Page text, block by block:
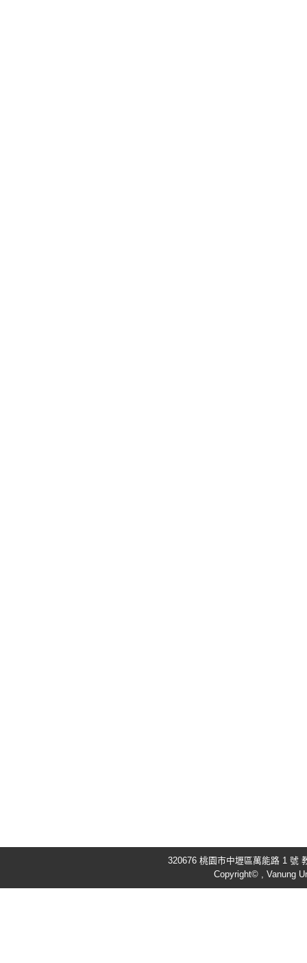
320676 桃園市中壢區萬能路 1 號
Copyright© , Vanung